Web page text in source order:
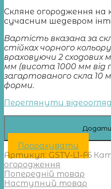
Скляне огородження на
сучасним шедевром
Вартість вказана за
стійках чорного
враховуючи 2 сходових
мм (висота 1000 мм від
загартованого скла 10
форми.
Переглянути відеоогляд
Додати
Прорахувати
Артикул: GSTV-L1-F6
огородження
Попередній товар
Наступний товар